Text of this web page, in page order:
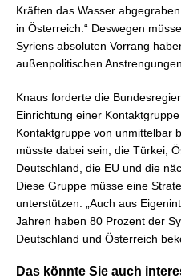
Kräften das Wasser
in Österreich.“ Deswegen
Syriens absoluten Vorrang
außenpolitischen
Knaus forderte die
Einrichtung einer
Kontaktgruppe von unmittelbar
müsste dabei sein, die Türkei,
Deutschland, die EU und die
Diese Gruppe müsse eine
unterstützen. „Auch aus
Jahren haben 80 Prozent der
Deutschland und Österreich
Das könnte Sie auch